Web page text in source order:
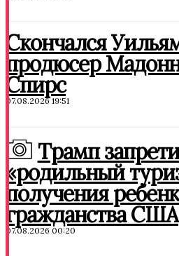
Скончался
продюсер
Спирс
07.08.2026 19:51
Трамп
«родильный
получения
гражданства США
07.08.2026 00:20